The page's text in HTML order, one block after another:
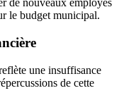
de nouveaux employés
le budget municipal.
une insuffisance
de cette